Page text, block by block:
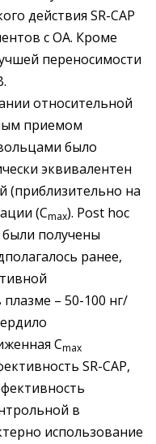
действия SR-CAP
с ОА. Кроме
переносимости
относительной
приемом
было
эквивалентен
(приблизительно на
(Cmax). Post hoc
были получены
ранее,
– 50-100 нг/
Cmax
SR-CAP,
в
использование